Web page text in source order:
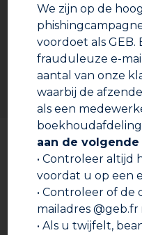
Voorbereiding:
De aansluitingen
zijn.
Gebruiksaanwijzing:
Breng op de
de voegkit aan die
de vloeistof, aard van
schroefdraden).
Wikkel het vlas rond
richting van de
Zet aan elkaar en
Verbruik:
Documentatie
Technische fiche
We zijn op de
voordoet als
frauduleuze e-
aantal van onze
waarbij de
als een
aan de
• Controleer altijd
voordat u op een
• Controleer of de
mailadres @geb.fr
• Als u twijfelt,